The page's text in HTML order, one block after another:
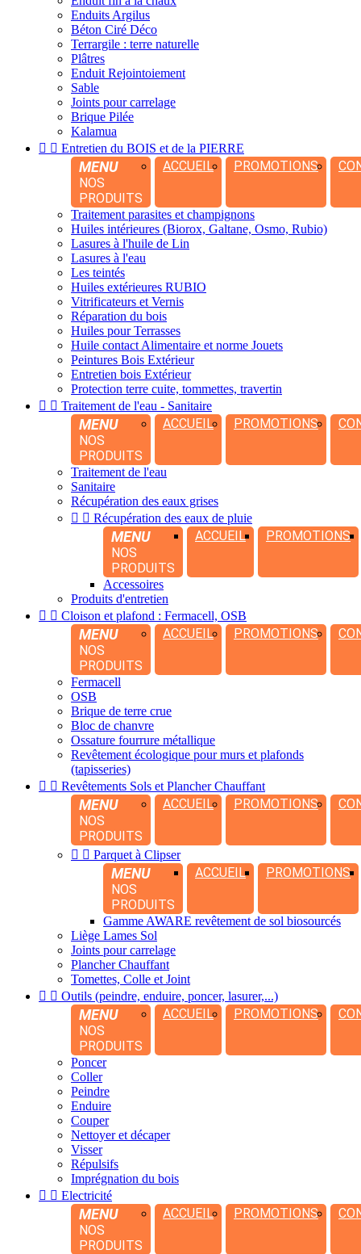
Enduits Argilus
Béton Ciré Déco
Terrargile : terre naturelle
Plâtres
Enduit Rejointoiement
Sable
Joints pour carrelage
Brique Pilée
Kalamua
  Entretien du BOIS et de la PIERRE
MENU
NOS
PRODUITS
ACCUEIL PROMOTIONS
Traitement parasites et champignons
Huiles intérieures (Biorox, Galtane, Osmo, Rubio)
Lasures à l'huile de Lin
Lasures à l'eau
Les teintés
Huiles extérieures RUBIO
Vitrificateurs et Vernis
Réparation du bois
Huiles pour Terrasses
Huile contact Alimentaire et norme Jouets
Peintures Bois Extérieur
Entretien bois Extérieur
Protection terre cuite, tommettes, travertin
  Traitement de l'eau - Sanitaire
MENU
NOS
PRODUITS
ACCUEIL PROMOTIONS
Traitement de l'eau
Sanitaire
Récupération des eaux grises
  Récupération des eaux de pluie
MENU
NOS
PRODUITS
ACCUEIL PROMOTIONS
Accessoires
Produits d'entretien
  Cloison et plafond : Fermacell, OSB
MENU
NOS
PRODUITS
ACCUEIL PROMOTIONS
Fermacell
OSB
Brique de terre crue
Bloc de chanvre
Ossature fourrure métallique
Revêtement écologique pour murs et plafonds
(tapisseries)
  Revêtements Sols et Plancher Chauffant
MENU
NOS
PRODUITS
ACCUEIL PROMOTIONS
  Parquet à Clipser
MENU
NOS
PRODUITS
ACCUEIL PROMOTIONS
Gamme AWARE revêtement de sol biosourcés
Liège Lames Sol
Joints pour carrelage
Plancher Chauffant
Tomettes, Colle et Joint
  Outils (peindre, enduire, poncer, lasurer,...)
MENU
NOS
PRODUITS
ACCUEIL PROMOTIONS
Poncer
Coller
Peindre
Enduire
Couper
Nettoyer et décaper
Visser
Répulsifs
Imprégnation du bois
  Electricité
MENU
NOS
PRODUITS
ACCUEIL PROMOTIONS